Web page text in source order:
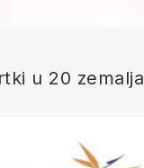
u 20 zemalja